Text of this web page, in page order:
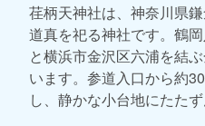
荏柄天神社は、神奈川県
道真を祀る神社です。鶴
と横浜市金沢区六浦を結
います。参道入口から約
し、静かな小台地にたたず